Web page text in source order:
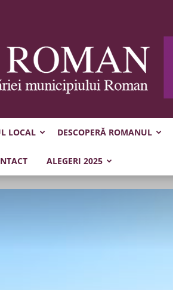
LOCAL DESCOPERĂ ROMANUL
ALEGERI 2025